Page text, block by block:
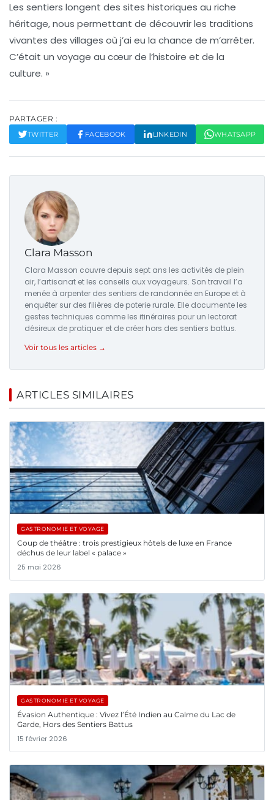
Les sentiers longent des sites historiques au riche
héritage, nous permettant de découvrir les traditions
vivantes des villages où j’ai eu la chance de m’arrêter.
C’était un voyage au cœur de l’histoire et de la
culture. »
PARTAGER :
TWITTER FACEBOOK LINKEDIN WHATSAPP
Clara Masson
Clara Masson couvre depuis sept ans les activités de plein
air, l’artisanat et les conseils aux voyageurs. Son travail l’a
menée à arpenter des sentiers de randonnée en Europe et à
enquêter sur des filières de poterie rurale. Elle documente les
gestes techniques comme les itinéraires pour un lectorat
désireux de pratiquer et de créer hors des sentiers battus.
Voir tous les articles →
ARTICLES SIMILAIRES
GASTRONOMIE ET VOYAGE
Coup de théâtre : trois prestigieux hôtels de luxe en France
déchus de leur label « palace »
25 mai 2026
GASTRONOMIE ET VOYAGE
Évasion Authentique : Vivez l’Été Indien au Calme du Lac de
Garde, Hors des Sentiers Battus
15 février 2026